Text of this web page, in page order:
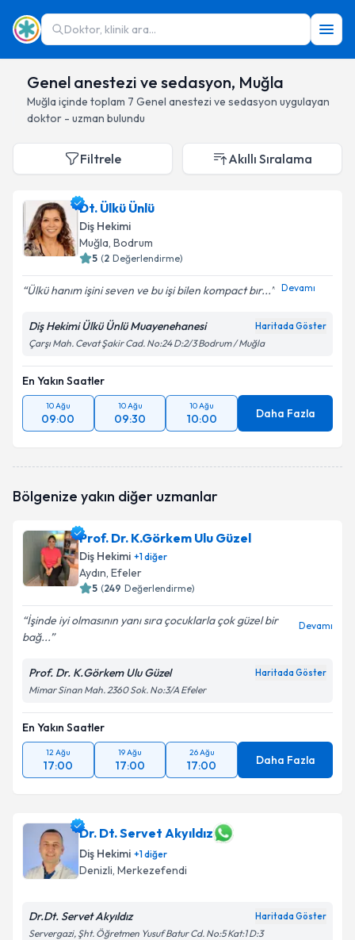
Doktor, klinik ara...
Genel anestezi ve sedasyon, Muğla
Muğla içinde toplam 7 Genel anestezi ve sedasyon uygulayan
doktor - uzman bulundu
Filtrele Akıllı Sıralama
Dt. Ülkü Ünlü
Diş Hekimi
Muğla, Bodrum
5 (2 Değerlendirme)
Ülkü hanım işini seven ve bu işi bilen kompact bır... Devamı
Diş Hekimi Ülkü Ünlü Muayenehanesi Haritada Göster
Çarşı Mah. Cevat Şakir Cad. No:24 D:2/3 Bodrum / Muğla
En Yakın Saatler
10 Ağu
09:00
10 Ağu
09:30
10 Ağu
10:00 Daha Fazla
Bölgenize yakın diğer uzmanlar
Prof. Dr. K.Görkem Ulu Güzel
Diş Hekimi +1diğer
Aydın, Efeler
5 (249 Değerlendirme)
İşinde iyi olmasının yanı sıra çocuklarla çok güzel bir
bağ...
Devamı
Prof. Dr. K.Görkem Ulu Güzel Haritada Göster
Mimar Sinan Mah. 2360 Sok. No:3/A Efeler
En Yakın Saatler
12 Ağu
17:00
19 Ağu
17:00
26 Ağu
17:00 Daha Fazla
Dr. Dt. Servet Akyıldız
Diş Hekimi +1diğer
Denizli, Merkezefendi
Dr.Dt. Servet Akyıldız Haritada Göster
Servergazi, Şht. Öğretmen Yusuf Batur Cd. No:5 Kat:1 D:3